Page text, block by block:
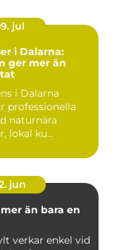
jul
i Dalarna:
ger mer än
i Dalarna
professionella
naturnära
lokal ku...
jun
verkar enkel vid